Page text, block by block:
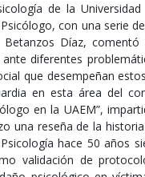
de la
con una serie
Díaz,
diferentes
que desempeñan
en esta área del
en la UAEM”,
una reseña de la
hace 50 años
validación de